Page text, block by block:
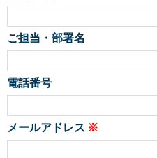
ご担当・部署名
電話番号
メールアドレス